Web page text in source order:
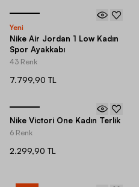
Yeni
Nike Air Jordan 1 Low Kadın
Spor Ayakkabı
43 Renk
7.799,90 TL
Nike Victori One Kadın Terlik
6 Renk
2.299,90 TL